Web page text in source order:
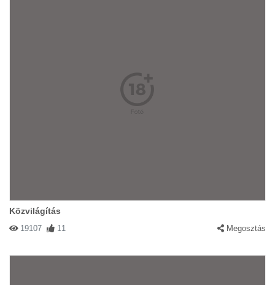
Közvilágítás
19107 11 Megosztás